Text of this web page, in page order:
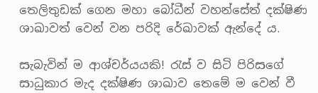
තෙලිතුඩක් ගෙන මහා බෝධීන් වහන්සේත් දක්ෂිණ
ශාඛාවත් වෙන් වන පරිදි රේඛාවක් ඇන්දේ ය.
සැබැවින් ම ආශ්චර්යයකි! රැස් ව සිටි පිරිසගේ
සාධුකාර මැද දක්ෂිණ ශාඛාව තෙමේ ම වෙන් වී